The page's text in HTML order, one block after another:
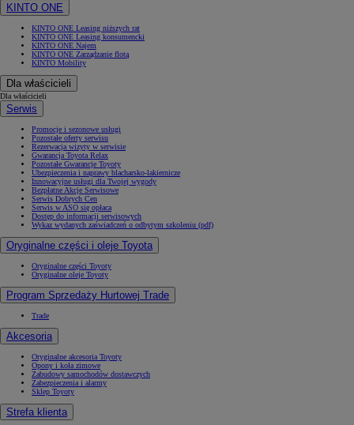
KINTO ONE
KINTO ONE Leasing niższych rat
KINTO ONE Leasing konsumencki
KINTO ONE Najem
KINTO ONE Zarządzanie flotą
KINTO Mobility
Dla właścicieli
Dla właścicieli
Serwis
Promocje i sezonowe usługi
Pozostałe oferty serwisu
Rezerwacja wizyty w serwisie
Gwarancja Toyota Relax
Pozostałe Gwarancje Toyoty
Ubezpieczenia i naprawy blacharsko-lakiernicze
Innowacyjne usługi dla Twojej wygody
Bezpłatne Akcje Serwisowe
Serwis Dobrych Cen
Serwis w ASO się opłaca
Dostęp do informacji serwisowych
Wykaz wydanych zaświadczeń o odbytym szkoleniu (pdf)
Oryginalne części i oleje Toyota
Oryginalne części Toyoty
Oryginalne oleje Toyoty
Program Sprzedaży Hurtowej Trade
Trade
Akcesoria
Oryginalne akcesoria Toyoty
Opony i koła zimowe
Zabudowy samochodów dostawczych
Zabezpieczenia i alarmy
Sklep Toyoty
Strefa klienta